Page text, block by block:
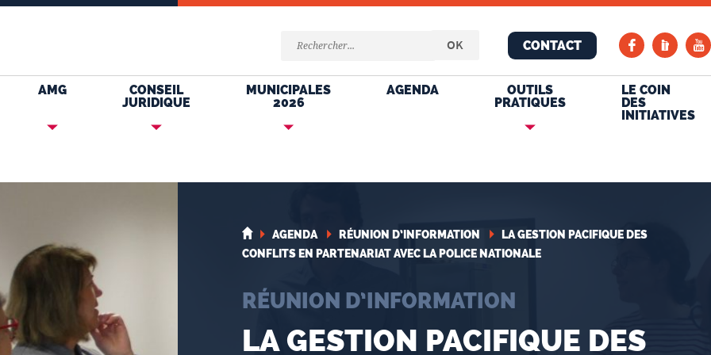
CONTACT
AMG
CONSEIL
JURIDIQUE
MUNICIPALES
2026
AGENDA
OUTILS
PRATIQUES
LE COIN
DES
INITIATIVES
AGENDA RÉUNION D’INFORMATION
LA GESTION PACIFIQUE DES
CONFLITS EN PARTENARIAT AVEC LA POLICE NATIONALE
RÉUNION D’INFORMATION
LA GESTION PACIFIQUE DES